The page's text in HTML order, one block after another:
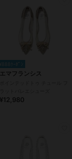
地/
¥888ｸｰﾎﾟﾝ
エマフランシス
¥12,980